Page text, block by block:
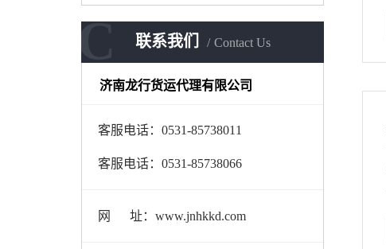
联系我们 Contact Us
C
济南龙行货运代理有限公司
客服电话：0531-85738011
客服电话：0531-85738066
网 址：www.jnhkkd.com